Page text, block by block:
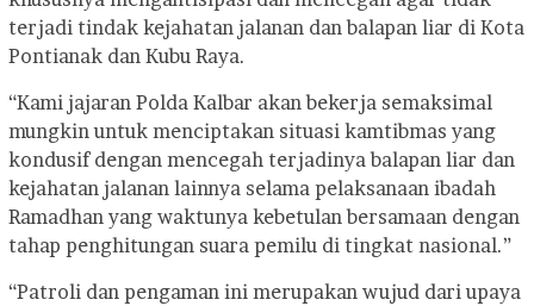
terjadi tindak kejahatan jalanan dan balapan liar di Kota
Pontianak dan Kubu Raya.
“Kami jajaran Polda Kalbar akan bekerja semaksimal
mungkin untuk menciptakan situasi kamtibmas yang
kondusif dengan mencegah terjadinya balapan liar dan
kejahatan jalanan lainnya selama pelaksanaan ibadah
Ramadhan yang waktunya kebetulan bersamaan dengan
tahap penghitungan suara pemilu di tingkat nasional.”
“Patroli dan pengaman ini merupakan wujud dari upaya